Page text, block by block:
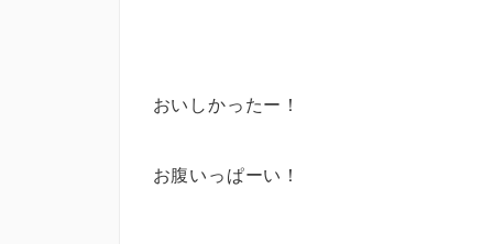
おいしかったー！
お腹いっぱーい！